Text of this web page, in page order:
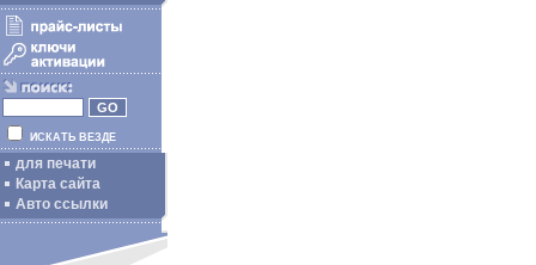
ИСКАТЬ ВЕЗДЕ
для печати
Карта сайта
Авто ссылки